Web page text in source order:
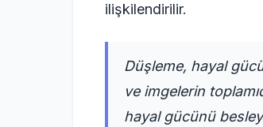
ilişkilendirilir.
Düşleme, hayal
ve imgelerin
hayal gücünü